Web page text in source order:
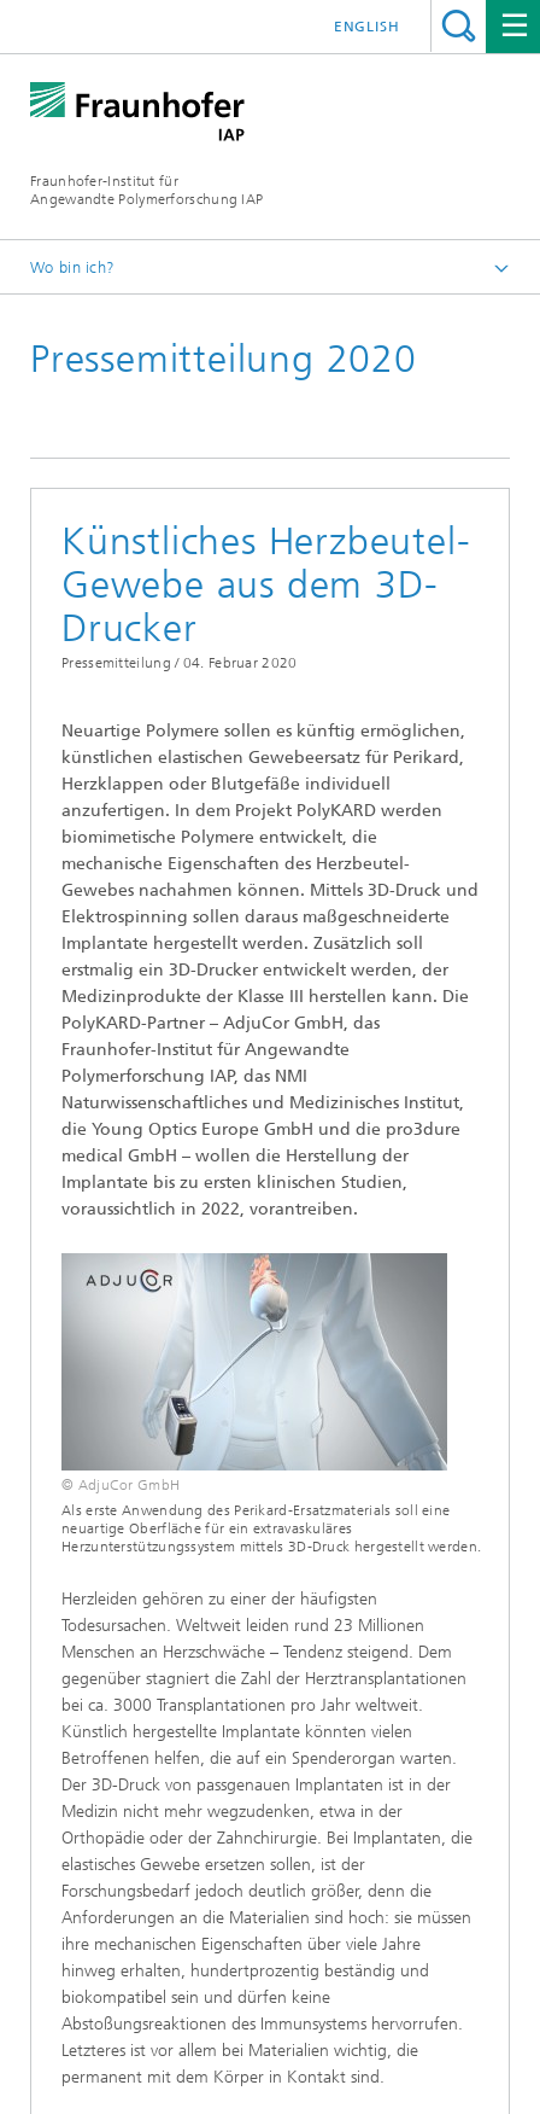
Fraunhofer-Institut für
Angewandte Polymerforschung IAP
ENGLISH
Wo bin ich?
Presse | Medien
Pressemitteilung 2020
Künstliches Herzbeutel-
Gewebe aus dem 3D-
Drucker
Pressemitteilung / 04. Februar 2020
Neuartige Polymere sollen es künftig ermöglichen,
künstlichen elastischen Gewebeersatz für Perikard,
Herzklappen oder Blutgefäße individuell
anzufertigen. In dem Projekt PolyKARD werden
biomimetische Polymere entwickelt, die
mechanische Eigenschaften des Herzbeutel-
Gewebes nachahmen können. Mittels 3D-Druck und
Elektrospinning sollen daraus maßgeschneiderte
Implantate hergestellt werden. Zusätzlich soll
erstmalig ein 3D-Drucker entwickelt werden, der
Medizinprodukte der Klasse III herstellen kann. Die
PolyKARD-Partner – AdjuCor GmbH, das
Fraunhofer-Institut für Angewandte
Polymerforschung IAP, das NMI
Naturwissenschaftliches und Medizinisches Institut,
die Young Optics Europe GmbH und die pro3dure
medical GmbH – wollen die Herstellung der
Implantate bis zu ersten klinischen Studien,
voraussichtlich in 2022, vorantreiben.
© AdjuCor GmbH
Als erste Anwendung des Perikard-Ersatzmaterials soll eine
neuartige Oberfläche für ein extravaskuläres
Herzunterstützungssystem mittels 3D-Druck hergestellt werden.
Herzleiden gehören zu einer der häufigsten
Todesursachen. Weltweit leiden rund 23 Millionen
Menschen an Herzschwäche – Tendenz steigend. Dem
gegenüber stagniert die Zahl der Herztransplantationen
bei ca. 3000 Transplantationen pro Jahr weltweit.
Künstlich hergestellte Implantate könnten vielen
Betroffenen helfen, die auf ein Spenderorgan warten.
Der 3D-Druck von passgenauen Implantaten ist in der
Medizin nicht mehr wegzudenken, etwa in der
Orthopädie oder der Zahnchirurgie. Bei Implantaten, die
elastisches Gewebe ersetzen sollen, ist der
Forschungsbedarf jedoch deutlich größer, denn die
Anforderungen an die Materialien sind hoch: sie müssen
ihre mechanischen Eigenschaften über viele Jahre
hinweg erhalten, hundertprozentig beständig und
biokompatibel sein und dürfen keine
Abstoßungsreaktionen des Immunsystems hervorrufen.
Letzteres ist vor allem bei Materialien wichtig, die
permanent mit dem Körper in Kontakt sind.